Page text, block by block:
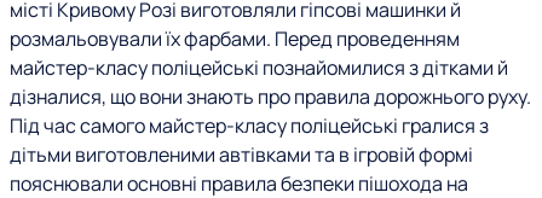
місті Кривому Розі виготовляли гіпсові машинки й
розмальовували їх фарбами. Перед проведенням
майстер-класу поліцейські познайомилися з дітками й
дізналися, що вони знають про правила дорожнього руху.
Під час самого майстер-класу поліцейські гралися з
дітьми виготовленими автівками та в ігровій формі
пояснювали основні правила безпеки пішохода на